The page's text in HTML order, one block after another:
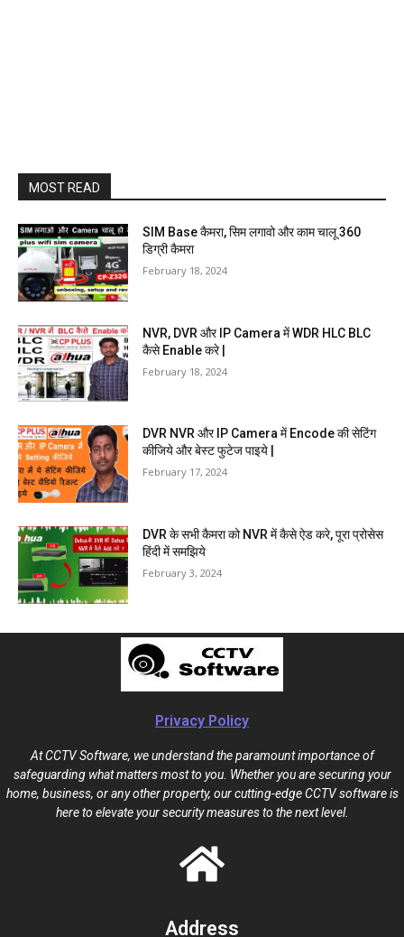
MOST READ
SIM Base कैमरा, सिम लगावो और काम चालू 360
डिग्री कैमरा
February 18, 2024
NVR, DVR और IP Camera में WDR HLC BLC
कैसे Enable करे |
February 18, 2024
DVR NVR और IP Camera में Encode की सेटिंग
कीजिये और बेस्ट फुटेज पाइये |
February 17, 2024
DVR के सभी कैमरा को NVR में कैसे ऐड करे, पूरा प्रोसेस
हिंदी में समझिये
February 3, 2024
Privacy Policy
At CCTV Software, we understand the paramount importance of
safeguarding what matters most to you. Whether you are securing your
home, business, or any other property, our cutting-edge CCTV software is
here to elevate your security measures to the next level.
Address